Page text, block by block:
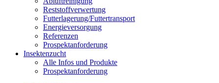
Reststoffverwertung
Futterlagerung/Futtertransport
Energieversorgung
Referenzen
Prospektanforderung
Insektenzucht
Alle Infos und Produkte
Prospektanforderung